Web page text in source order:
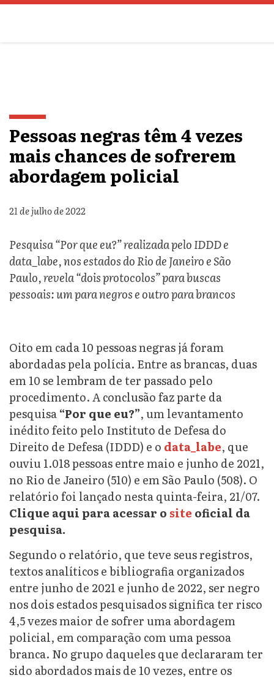
Pessoas negras têm 4 vezes
mais chances de sofrerem
abordagem policial
21 de julho de 2022
Pesquisa “Por que eu?” realizada pelo IDDD e
data_labe, nos estados do Rio de Janeiro e São
Paulo, revela “dois protocolos” para buscas
pessoais: um para negros e outro para brancos
Oito em cada 10 pessoas negras já foram
abordadas pela polícia. Entre as brancas, duas
em 10 se lembram de ter passado pelo
procedimento. A conclusão faz parte da
pesquisa“Por que eu?”, um levantamento
inédito feito pelo Instituto de Defesa do
Direito de Defesa (IDDD) e o data_labe, que
ouviu 1.018 pessoas entre maio e junho de 2021,
no Rio de Janeiro (510) e em São Paulo (508). O
relatório foi lançado nesta quinta-feira, 21/07.
Clique aqui para acessar o site oficial da
pesquisa.
Segundo o relatório, que teve seus registros,
textos analíticos e bibliografia organizados
entre junho de 2021 e junho de 2022, ser negro
nos dois estados pesquisados significa ter risco
4,5 vezes maior de sofrer uma abordagem
policial, em comparação com uma pessoa
branca. No grupo daqueles que declararam ter
sido abordados mais de 10 vezes, entre os